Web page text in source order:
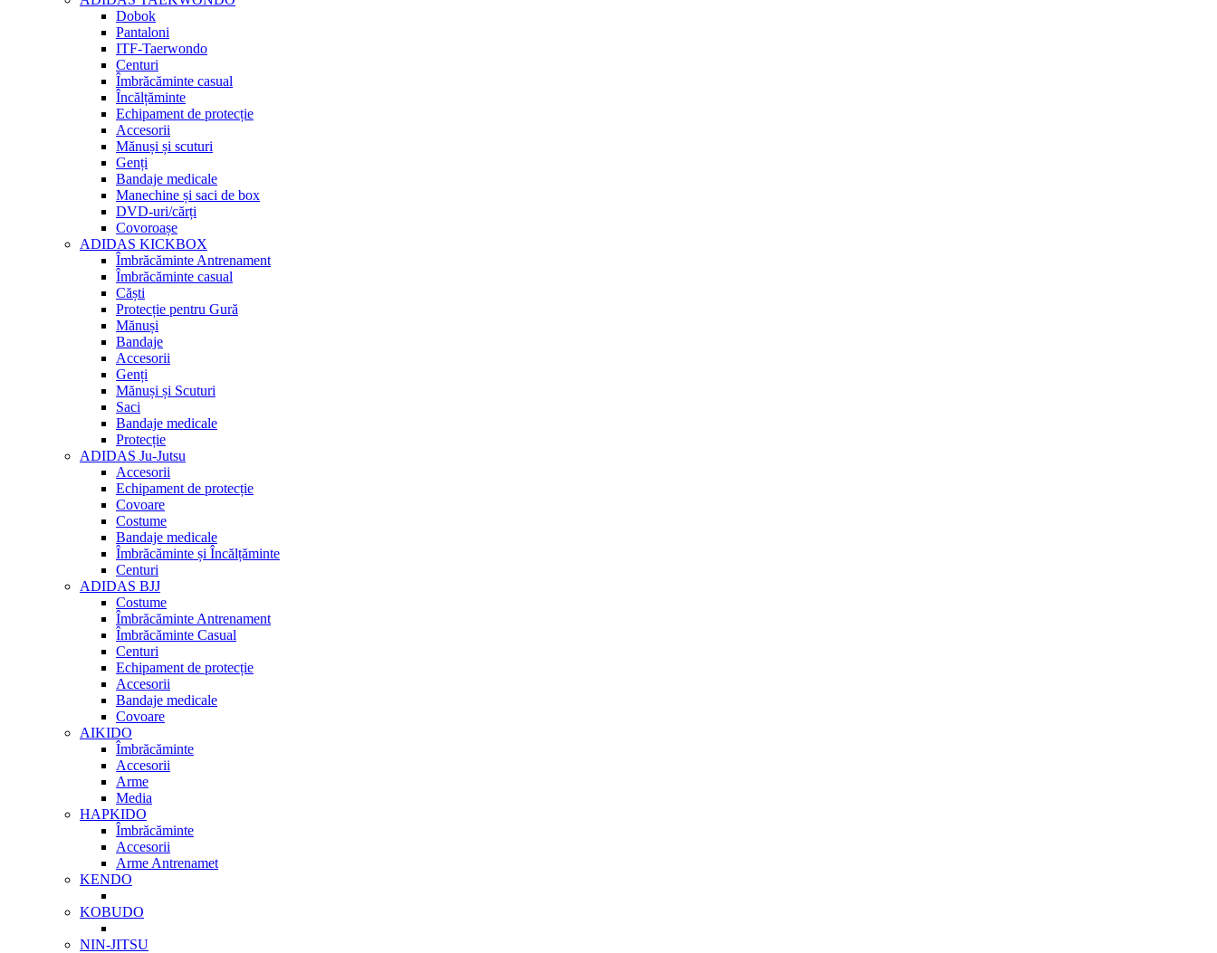
Dobok
Pantaloni
ITF-Taerwondo
Centuri
Îmbrăcăminte casual
Încălțăminte
Echipament de protecție
Accesorii
Mănuși și scuturi
Genți
Bandaje medicale
Manechine și saci de box
DVD-uri/cărți
Covoroașe
ADIDAS KICKBOX
Îmbrăcăminte Antrenament
Îmbrăcăminte casual
Căști
Protecție pentru Gură
Mănuși
Bandaje
Accesorii
Genți
Mănuși și Scuturi
Saci
Bandaje medicale
Protecție
ADIDAS Ju-Jutsu
Accesorii
Echipament de protecție
Covoare
Costume
Bandaje medicale
Îmbrăcăminte și Încălțăminte
Centuri
ADIDAS BJJ
Costume
Îmbrăcăminte Antrenament
Îmbrăcăminte Casual
Centuri
Echipament de protecție
Accesorii
Bandaje medicale
Covoare
AIKIDO
Îmbrăcăminte
Accesorii
Arme
Media
HAPKIDO
Îmbrăcăminte
Accesorii
Arme Antrenamet
KENDO
KOBUDO
NIN-JITSU